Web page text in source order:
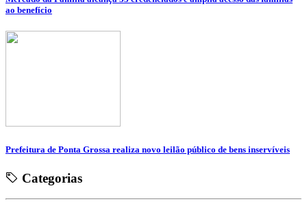
ao benefício
Prefeitura de Ponta Grossa realiza novo leilão público de bens inservíveis
Categorias